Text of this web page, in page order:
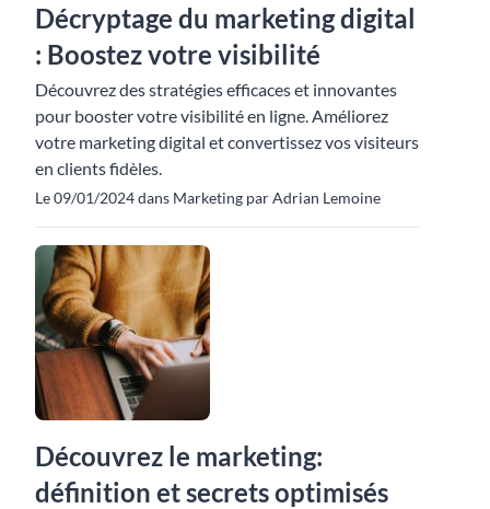
Décryptage du marketing digital
: Boostez votre visibilité
Découvrez des stratégies efficaces et innovantes
pour booster votre visibilité en ligne. Améliorez
votre marketing digital et convertissez vos visiteurs
en clients fidèles.
Le 09/01/2024 dans Marketing par Adrian Lemoine
Découvrez le marketing:
définition et secrets optimisés